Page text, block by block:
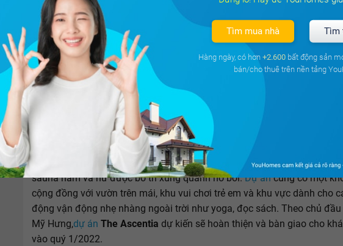
Bán căn hộ chung cư Căn hộ Lovera
Phong Phú, Bình Chánh, Tp Hồ Chí Minh
tích hợp nhiều tiện ích cao cấp gồm hồ bơi người lớn, hồ
nằm ở khu vực trung tâm tại tầng 3; phòng gym, phòng yoga, phòng trẻ
sauna nam và nữ được bố trí xung quanh hồ bơi.Dự áncũng có một
cộng đồng với vườn trên mái, khu vui chơi trẻ em và khu vực dành cho
động vận động nhẹ nhàng ngoài trời như yoga, đọc sách. Theo chủ
Mỹ Hưng,dự án The Ascentia dự kiến sẽ hoàn thiện và bàn giao cho
vào quý 1/2022.
Tìm mua nhà Tìm
Hàng ngày, có hơn +2.600 bất động sản
bán/cho thuê trên nền tảng